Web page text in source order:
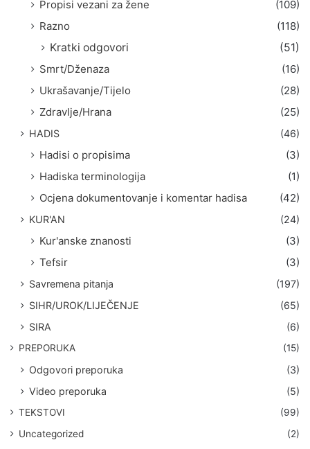
Propisi vezani za žene
(109)
Razno
(118)
Kratki odgovori
(51)
Smrt/Dženaza
(16)
Ukrašavanje/Tijelo
(28)
Zdravlje/Hrana
(25)
HADIS (46)
Hadisi o propisima
(3)
Hadiska terminologija
(1)
Ocjena dokumentovanje i komentar hadisa
(42)
KUR'AN (24)
Kur'anske znanosti
(3)
Tefsir
(3)
Savremena pitanja
(197)
SIHR/UROK/LIJEČENJE
(65)
SIRA
(6)
PREPORUKA (15)
Odgovori preporuka
(3)
Video preporuka
(5)
TEKSTOVI
(99)
Uncategorized
(2)